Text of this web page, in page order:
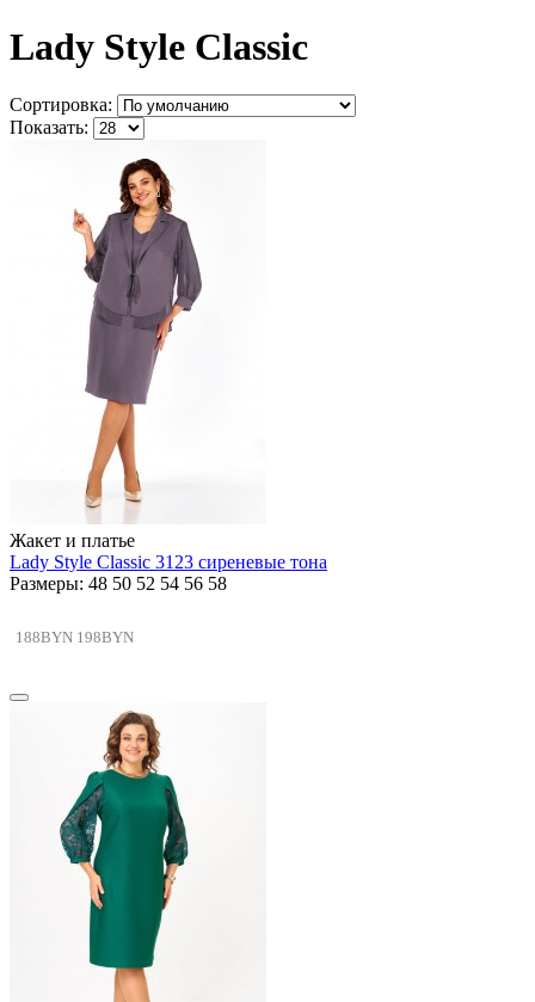
Lady Style Classic
Сортировка:
Показать:
Жакет и платье
Lady Style Classic 3123 сиреневые тона
Размеры: 48 50 52 54 56 58
188BYN 198BYN